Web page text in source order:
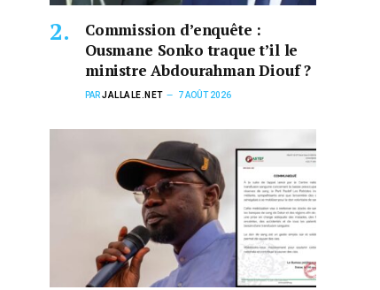
Commission d’enquête :
Ousmane Sonko traque t’il le
ministre Abdourahman Diouf ?
PARJALLALE.NET 7 AOÛT 2026